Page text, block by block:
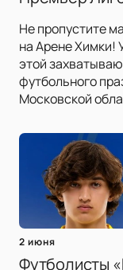
Не пропустите
на Арене Химки!
этой
футбольного
Московской
2 июня
Футболисты